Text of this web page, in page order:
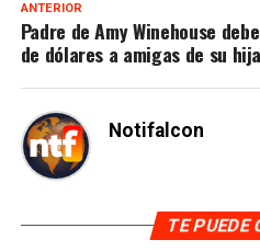
ANTERIOR
Padre de Amy Winehouse
de dólares a amigas de su hija
Notifalcon
TE PUEDE